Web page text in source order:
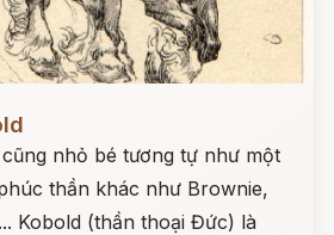
nhỏ bé tương tự như một
thần khác như Brownie,
Kobold (thần thoại Đức) là